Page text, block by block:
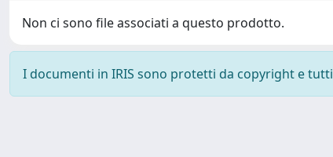
Non ci sono file associati a questo prodotto.
I documenti in IRIS sono protetti da copyright e